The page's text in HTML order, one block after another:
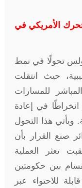
الأمريكي في
تحولًا في نمط
حيث انتقلت
للمسارات
انخراطًا في إعادة
ويأتي هذا التحول
صنع القرار بأن
تعثر العملية
بين حكومتين
للاحتواء عبر